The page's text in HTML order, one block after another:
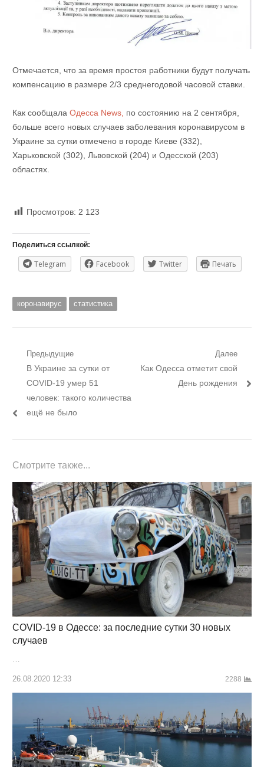
Отмечается, что за время простоя работники будут получать
компенсацию в размере 2/3 среднегодовой часовой ставки.
Как сообщала Одесса News, по состоянию на 2 сентября,
больше всего новых случаев заболевания коронавирусом в
Украине за сутки отмечено в городе Киеве (332),
Харьковской (302), Львовской (204) и Одесской (203)
областях.
Просмотров: 2 123
Поделиться ссылкой:
Telegram Facebook Twitter Печать
коронавирус статистика
Навигация
записям
Предыдущие
Предыдущий
пост:
В Украине за сутки от
COVID-19 умер 51
человек: такого количества
ещё не было
Далее
Следующий
Как Одесса отметит свой
День рождения
Смотрите также...
COVID-19 в Одессе: за последние сутки 30 новых
случаев
…
26.08.2020 12:33 2288